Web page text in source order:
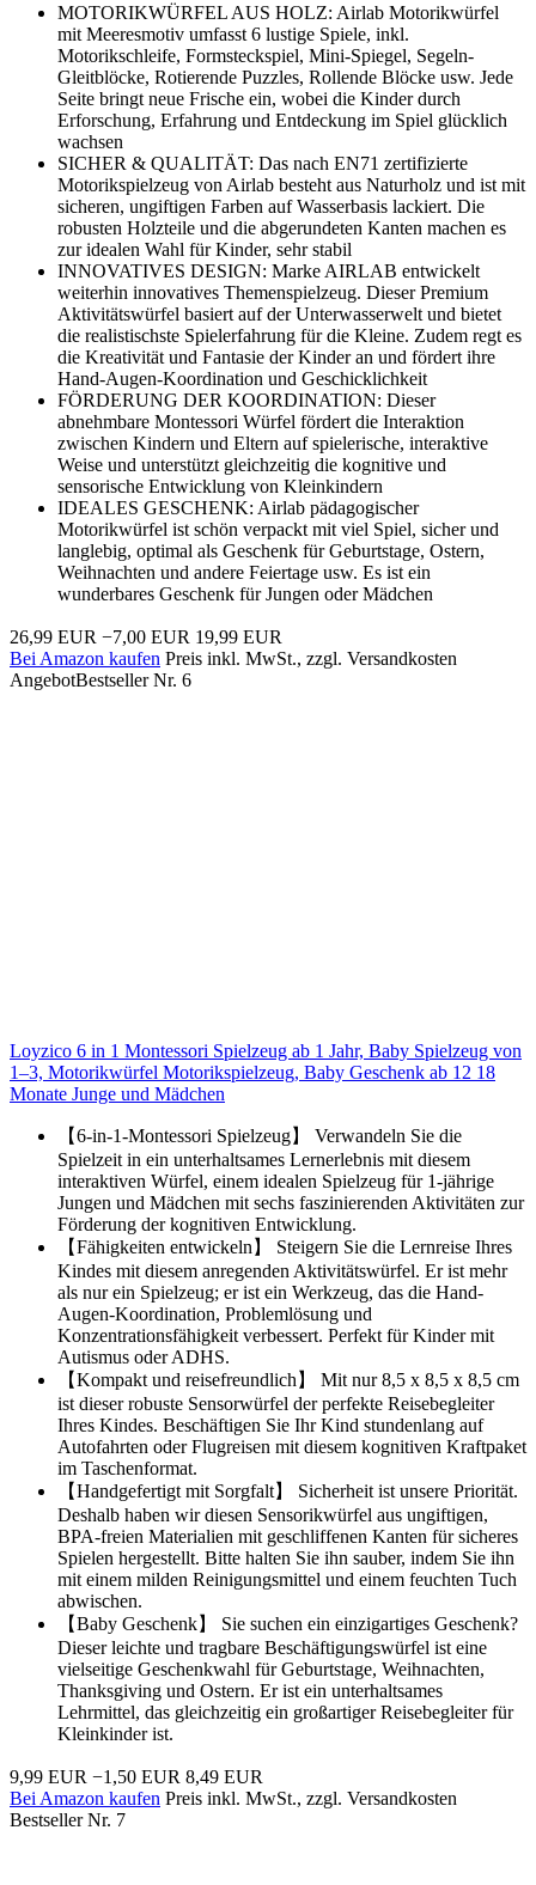
MOTORIKWÜRFEL AUS HOLZ: Airlab Motorikwürfel
mit Meeresmotiv umfasst 6 lustige Spiele, inkl.
Motorikschleife, Formsteckspiel, Mini-Spiegel, Segeln-
Gleitblöcke, Rotierende Puzzles, Rollende Blöcke usw. Jede
Seite bringt neue Frische ein, wobei die Kinder durch
Erforschung, Erfahrung und Entdeckung im Spiel glücklich
wachsen
SICHER & QUALITÄT: Das nach EN71 zertifizierte
Motorikspielzeug von Airlab besteht aus Naturholz und ist mit
sicheren, ungiftigen Farben auf Wasserbasis lackiert. Die
robusten Holzteile und die abgerundeten Kanten machen es
zur idealen Wahl für Kinder, sehr stabil
INNOVATIVES DESIGN: Marke AIRLAB entwickelt
weiterhin innovatives Themenspielzeug. Dieser Premium
Aktivitätswürfel basiert auf der Unterwasserwelt und bietet
die realistischste Spielerfahrung für die Kleine. Zudem regt es
die Kreativität und Fantasie der Kinder an und fördert ihre
Hand-Augen-Koordination und Geschicklichkeit
FÖRDERUNG DER KOORDINATION: Dieser
abnehmbare Montessori Würfel fördert die Interaktion
zwischen Kindern und Eltern auf spielerische, interaktive
Weise und unterstützt gleichzeitig die kognitive und
sensorische Entwicklung von Kleinkindern
IDEALES GESCHENK: Airlab pädagogischer
Motorikwürfel ist schön verpackt mit viel Spiel, sicher und
langlebig, optimal als Geschenk für Geburtstage, Ostern,
Weihnachten und andere Feiertage usw. Es ist ein
wunderbares Geschenk für Jungen oder Mädchen
26,99 EUR −7,00 EUR 19,99 EUR
Bei Amazon kaufen Preis inkl. MwSt., zzgl. Versandkosten
AngebotBestseller Nr. 6
Loyzico 6 in 1 Montessori Spielzeug ab 1 Jahr, Baby Spielzeug von
1–3, Motorikwürfel Motorikspielzeug, Baby Geschenk ab 12 18
Monate Junge und Mädchen
【6-in-1-Montessori Spielzeug】 Verwandeln Sie die
Spielzeit in ein unterhaltsames Lernerlebnis mit diesem
interaktiven Würfel, einem idealen Spielzeug für 1-jährige
Jungen und Mädchen mit sechs faszinierenden Aktivitäten zur
Förderung der kognitiven Entwicklung.
【Fähigkeiten entwickeln】 Steigern Sie die Lernreise Ihres
Kindes mit diesem anregenden Aktivitätswürfel. Er ist mehr
als nur ein Spielzeug; er ist ein Werkzeug, das die Hand-
Augen-Koordination, Problemlösung und
Konzentrationsfähigkeit verbessert. Perfekt für Kinder mit
Autismus oder ADHS.
【Kompakt und reisefreundlich】 Mit nur 8,5 x 8,5 x 8,5 cm
ist dieser robuste Sensorwürfel der perfekte Reisebegleiter
Ihres Kindes. Beschäftigen Sie Ihr Kind stundenlang auf
Autofahrten oder Flugreisen mit diesem kognitiven Kraftpaket
im Taschenformat.
【Handgefertigt mit Sorgfalt】 Sicherheit ist unsere Priorität.
Deshalb haben wir diesen Sensorikwürfel aus ungiftigen,
BPA-freien Materialien mit geschliffenen Kanten für sicheres
Spielen hergestellt. Bitte halten Sie ihn sauber, indem Sie ihn
mit einem milden Reinigungsmittel und einem feuchten Tuch
abwischen.
【Baby Geschenk】 Sie suchen ein einzigartiges Geschenk?
Dieser leichte und tragbare Beschäftigungswürfel ist eine
vielseitige Geschenkwahl für Geburtstage, Weihnachten,
Thanksgiving und Ostern. Er ist ein unterhaltsames
Lehrmittel, das gleichzeitig ein großartiger Reisebegleiter für
Kleinkinder ist.
9,99 EUR −1,50 EUR 8,49 EUR
Bei Amazon kaufen Preis inkl. MwSt., zzgl. Versandkosten
Bestseller Nr. 7